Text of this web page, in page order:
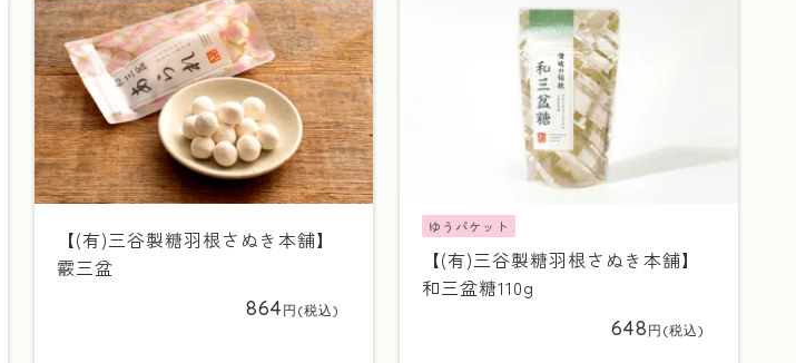
【(有)三谷製糖羽根さぬき本舗】
霰三盆
864
ゆうパケット
【(有)三谷製糖羽根さぬき本舗】
和三盆糖110g
648